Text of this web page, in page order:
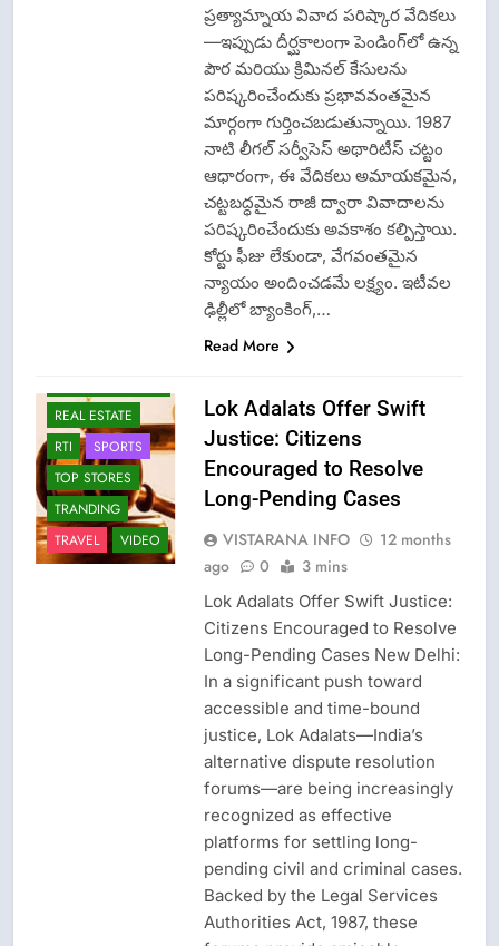
ప్రత్యామ్నాయ వివాద పరిష్కార వేదికలు
—ఇప్పుడు దీర్ఘకాలంగా పెండింగ్‌లో ఉన్న
పౌర మరియు క్రిమినల్ కేసులను
పరిష్కరించేందుకు ప్రభావవంతమైన
మార్గంగా గుర్తించబడుతున్నాయి. 1987
నాటి లీగల్ సర్వీసెస్ అథారిటీస్ చట్టం
ఆధారంగా, ఈ వేదికలు అమాయకమైన,
చట్టబద్ధమైన రాజీ ద్వారా వివాదాలను
పరిష్కరించేందుకు అవకాశం కల్పిస్తాయి.
కోర్టు ఫీజు లేకుండా, వేగవంతమైన
న్యాయం అందించడమే లక్ష్యం. ఇటీవల
ఢిల్లీలో బ్యాంకింగ్,…
Read More
REAL ESTATE
RTI
SPORTS
TOP STORES
TRANDING
TRAVEL
VIDEO
Lok Adalats Offer Swift
Justice: Citizens
Encouraged to Resolve
Long-Pending Cases
VISTARANA INFO
12 months
ago
0 3 mins
Lok Adalats Offer Swift Justice:
Citizens Encouraged to Resolve
Long-Pending Cases New Delhi:
In a significant push toward
accessible and time-bound
justice, Lok Adalats—India’s
alternative dispute resolution
forums—are being increasingly
recognized as effective
platforms for settling long-
pending civil and criminal cases.
Backed by the Legal Services
Authorities Act, 1987, these